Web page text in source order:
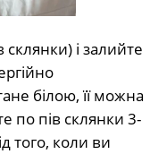
і залийте
білою, її можна
по пів склянки 3-
того, коли ви